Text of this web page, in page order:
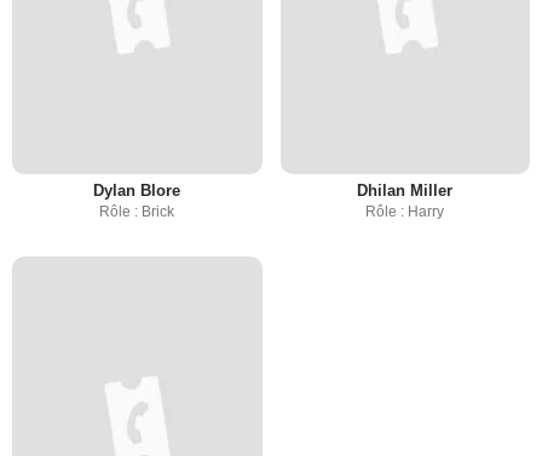
Dylan Blore
Rôle : Brick
Dhilan Miller
Rôle : Harry